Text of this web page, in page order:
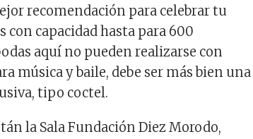
recomendación para celebrar tu
con capacidad hasta para 600
aquí no pueden realizarse con
música y baile, debe ser más bien una
tipo coctel.
la Sala Fundación Diez Morodo,